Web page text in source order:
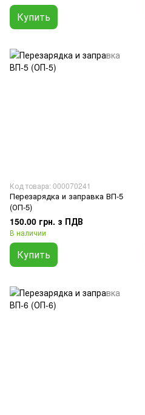
Купить
Код товара: 000070241
Перезарядка и заправка ВП-5
(ОП-5)
150.00 грн. з ПДВ
В наличии
Купить